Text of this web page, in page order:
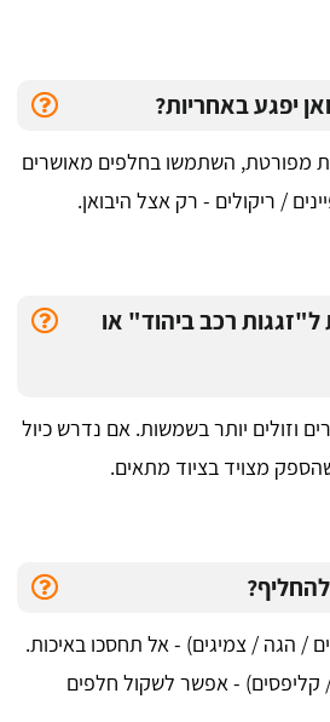
יפגע באחריות?
מפורטת, השתמשו בחלפים מאושרים
/ ריקולים - רק אצל היבואן.
רכב ביהוד" או
וזולים יותר בשמשות. אם נדרש כיול
/ הגה / צמיגים) - אל תחסכו באיכות.
קליפסים) - אפשר לשקול חלפים